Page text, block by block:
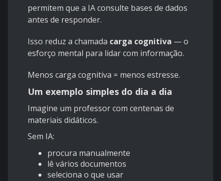
permitem que a IA consulte bases de dados
antes de responder.
Isso reduz a chamada carga cognitiva — o
esforço mental para lidar com informação.
Menos carga cognitiva = menos estresse.
Um exemplo simples do dia a dia
Imagine um professor com centenas de
materiais didáticos.
Sem IA:
procura manualmente
lê vários documentos
seleciona o que usar